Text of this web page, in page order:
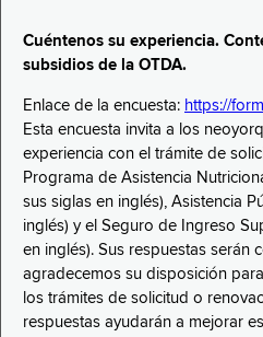
Cuéntenos su experiencia.
subsidios de la OTDA.
Enlace de la encuesta: https://
Esta encuesta invita a los
experiencia con el trámite de
Programa de Asistencia
sus siglas en inglés), Asistencia
inglés) y el Seguro de Ingreso
en inglés). Sus respuestas serán
agradecemos su disposición
los trámites de solicitud o
respuestas ayudarán a mejorar